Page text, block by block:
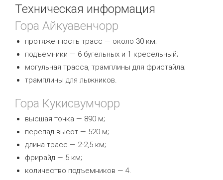
Техническая информация
Гора Айкуавенчорр
протяженность трасс — около 30 км;
подъемники — 6 бугельных и 1 кресельный;
могульная трасса, трамплины для фристайла;
трамплины для лыжников.
Гора Кукисвумчорр
высшая точка — 890 м;
перепад высот — 520 м;
длина трасс — 2-2,5 км;
фрирайд — 5 км;
количество подъемников — 4.